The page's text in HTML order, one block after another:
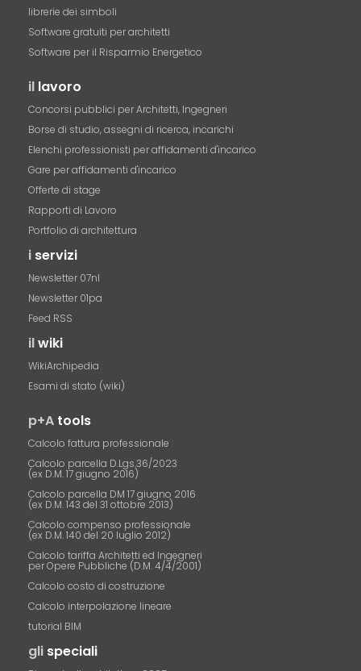
librerie dei simboli
Software gratuiti per architetti
Software per il Risparmio Energetico
il lavoro
Concorsi pubblici per Architetti, Ingegneri
Borse di studio, assegni di ricerca, incarichi
Elenchi professionisti per affidamenti d'incarico
Gare per affidamenti d'incarico
Offerte di stage
Rapporti di Lavoro
Portfolio di architettura
i servizi
Newsletter 07nl
Newsletter 01pa
Feed RSS
ilwiki
WikiArchipedia
Esami di stato (wiki)
p+A tools
Calcolo fattura professionale
Calcolo parcella D.Lgs.36/2023
(ex D.M. 17 giugno 2016)
Calcolo parcella DM 17 giugno 2016
(ex D.M. 143 del 31 ottobre 2013)
Calcolo compenso professionale
(ex D.M. 140 del 20 luglio 2012)
Calcolo tariffa Architetti ed Ingegneri
per Opere Pubbliche (D.M. 4/4/2001)
Calcolo costo di costruzione
Calcolo interpolazione lineare
tutorial BIM
gli speciali